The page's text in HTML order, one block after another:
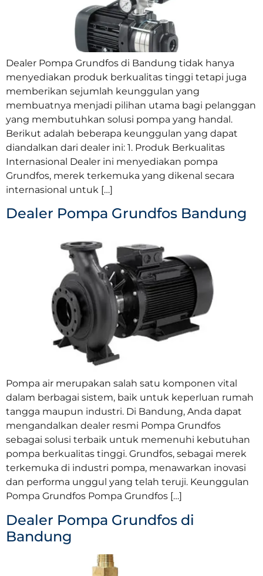
Dealer Pompa Grundfos di Bandung tidak hanya
menyediakan produk berkualitas tinggi tetapi juga
memberikan sejumlah keunggulan yang
membuatnya menjadi pilihan utama bagi pelanggan
yang membutuhkan solusi pompa yang handal.
Berikut adalah beberapa keunggulan yang dapat
diandalkan dari dealer ini: 1. Produk Berkualitas
Internasional Dealer ini menyediakan pompa
Grundfos, merek terkemuka yang dikenal secara
internasional untuk […]
Dealer Pompa Grundfos Bandung
Pompa air merupakan salah satu komponen vital
dalam berbagai sistem, baik untuk keperluan rumah
tangga maupun industri. Di Bandung, Anda dapat
mengandalkan dealer resmi Pompa Grundfos
sebagai solusi terbaik untuk memenuhi kebutuhan
pompa berkualitas tinggi. Grundfos, sebagai merek
terkemuka di industri pompa, menawarkan inovasi
dan performa unggul yang telah teruji. Keunggulan
Pompa Grundfos Pompa Grundfos […]
Dealer Pompa Grundfos di
Bandung